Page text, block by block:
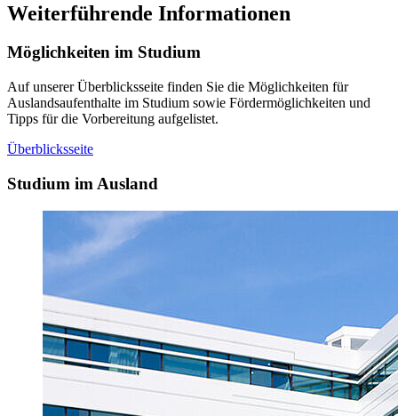
Weiterführende Informationen
Möglichkeiten im Studium
Auf unserer Überblicksseite finden Sie die Möglichkeiten für
Auslandsaufenthalte im Studium sowie Fördermöglichkeiten und
Tipps für die Vorbereitung aufgelistet.
Überblicksseite
Studium im Ausland